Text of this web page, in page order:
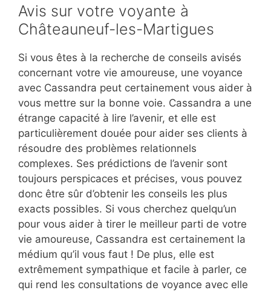
Avis sur votre voyante à
Châteauneuf-les-Martigues
Si vous êtes à la recherche de conseils avisés
concernant votre vie amoureuse, une voyance
avec Cassandra peut certainement vous aider à
vous mettre sur la bonne voie. Cassandra a une
étrange capacité à lire l’avenir, et elle est
particulièrement douée pour aider ses clients à
résoudre des problèmes relationnels
complexes. Ses prédictions de l’avenir sont
toujours perspicaces et précises, vous pouvez
donc être sûr d’obtenir les conseils les plus
exacts possibles. Si vous cherchez quelqu’un
pour vous aider à tirer le meilleur parti de votre
vie amoureuse, Cassandra est certainement la
médium qu’il vous faut ! De plus, elle est
extrêmement sympathique et facile à parler, ce
qui rend les consultations de voyance avec elle